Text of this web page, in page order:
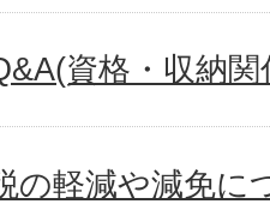
資格・収納関
の軽減や減免に